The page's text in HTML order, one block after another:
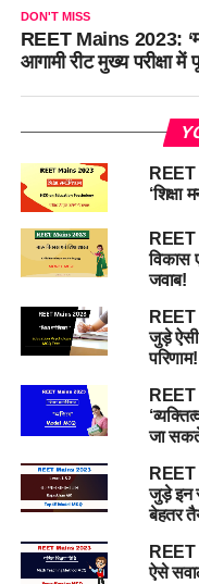
DON'T MISS
REET Mains 2023:
आगामी रीट मुख्य परीक्षा
REET
‘शिक्षा
विकास
जवाब!
REET
जुड़े ऐसी
परिणाम!
REET
जा
REET
जुड़े इन
बेहतर
REET
ऐसे